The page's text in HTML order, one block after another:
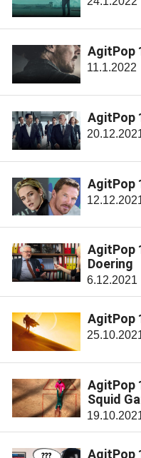
AgitPop
11.1.2022
AgitPop
AgitPop
AgitPop
Doering
6.12.2021
AgitPop
AgitPop
Squid
AgitPop